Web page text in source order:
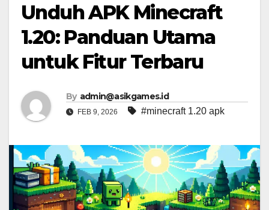
Unduh APK Minecraft
1.20: Panduan Utama
untuk Fitur Terbaru
By admin@asikgames.id
FEB 9, 2026 #minecraft 1.20 apk